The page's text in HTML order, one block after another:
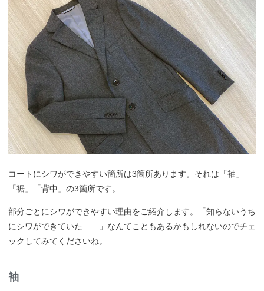
コートにシワができやすい箇所は3箇所あります。それは「袖」
「裾」「背中」の3箇所です。
部分ごとにシワができやすい理由をご紹介します。「知らないうち
にシワができていた……」なんてこともあるかもしれないのでチェ
ックしてみてくださいね。
袖